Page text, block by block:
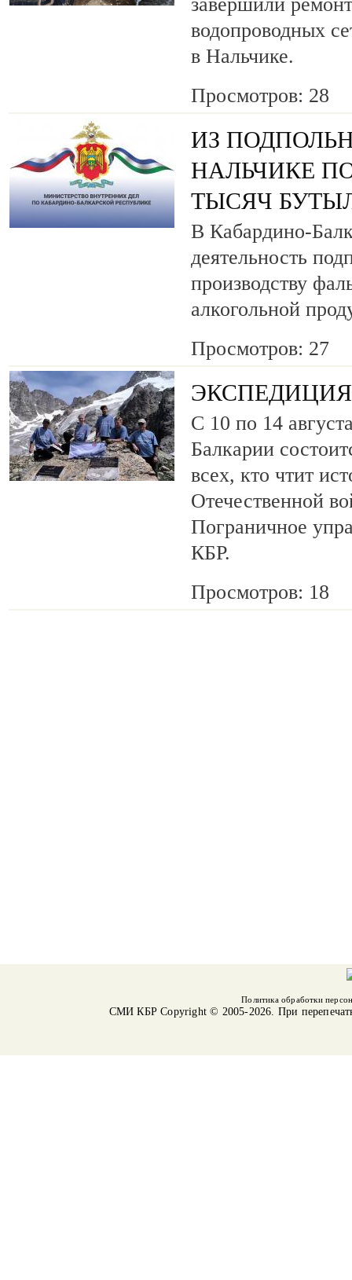
завершили
водопроводных
в Нальчике.
Просмотров: 28
ИЗ
НАЛЬЧИКЕ
ТЫСЯЧ
В Кабардино-
деятельность
производству
алкогольной
Просмотров: 27
С 10 по 14
Балкарии
всех, кто чтит
Отечественной
Пограничное
КБР.
Просмотров: 18
Политика обработки
СМИ КБРCopyright © 2005-2026. При